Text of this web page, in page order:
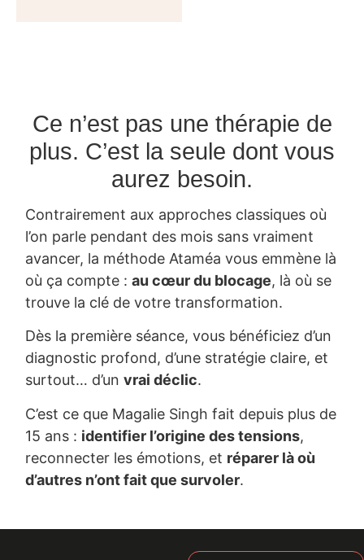
Ce n’est pas une thérapie de
plus. C’est la seule dont vous
aurez besoin.
Contrairement aux approches classiques où
l’on parle pendant des mois sans vraiment
avancer, la méthode Ataméa vous emmène là
où ça compte :au cœur du blocage, là où se
trouve la clé de votre transformation.
Dès la première séance, vous bénéficiez d’un
diagnostic profond, d’une stratégie claire, et
surtout… d’unvrai déclic.
C’est ce que Magalie Singh fait depuis plus de
15 ans : identifier l’origine des tensions,
reconnecter les émotions, et réparer là où
d’autres n’ont fait que survoler.